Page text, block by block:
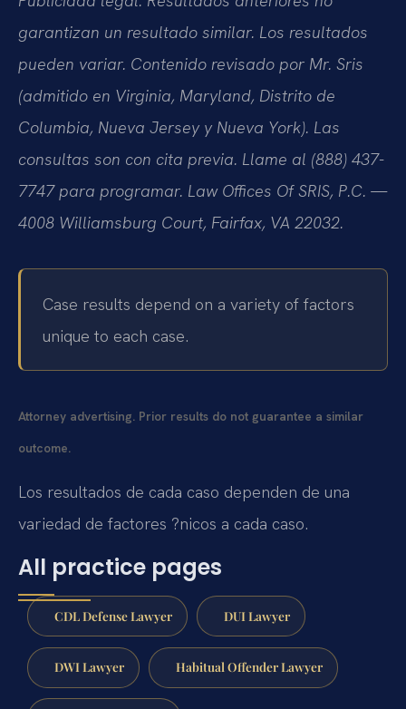
garantizan un resultado similar. Los resultados
pueden variar. Contenido revisado por Mr. Sris
(admitido en Virginia, Maryland, Distrito de
Columbia, Nueva Jersey y Nueva York). Las
consultas son con cita previa. Llame al (888) 437-
7747 para programar. Law Offices Of SRIS, P.C. —
4008 Williamsburg Court, Fairfax, VA 22032.
Case results depend on a variety of factors
unique to each case.
Attorney advertising. Prior results do not guarantee a similar
outcome.
Los resultados de cada caso dependen de una
variedad de factores ?nicos a cada caso.
All practice pages
CDL Defense Lawyer DUI Lawyer
DWI Lawyer Habitual Offender Lawyer